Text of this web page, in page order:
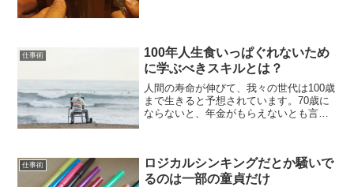
日を「新しい働き方」の検討...
仕事術
100年人生食いっぱぐれないため
に学ぶべきスキルとは？
人間の寿命が伸びて、我々の世代は100歳
まで生きると予想されています。70歳に
ならないと、年金がもらえないとも言わ
のです。ところが、働...
仕事術
ロジカルシンキングだとか騒いで
るのは一部の童貞だけ